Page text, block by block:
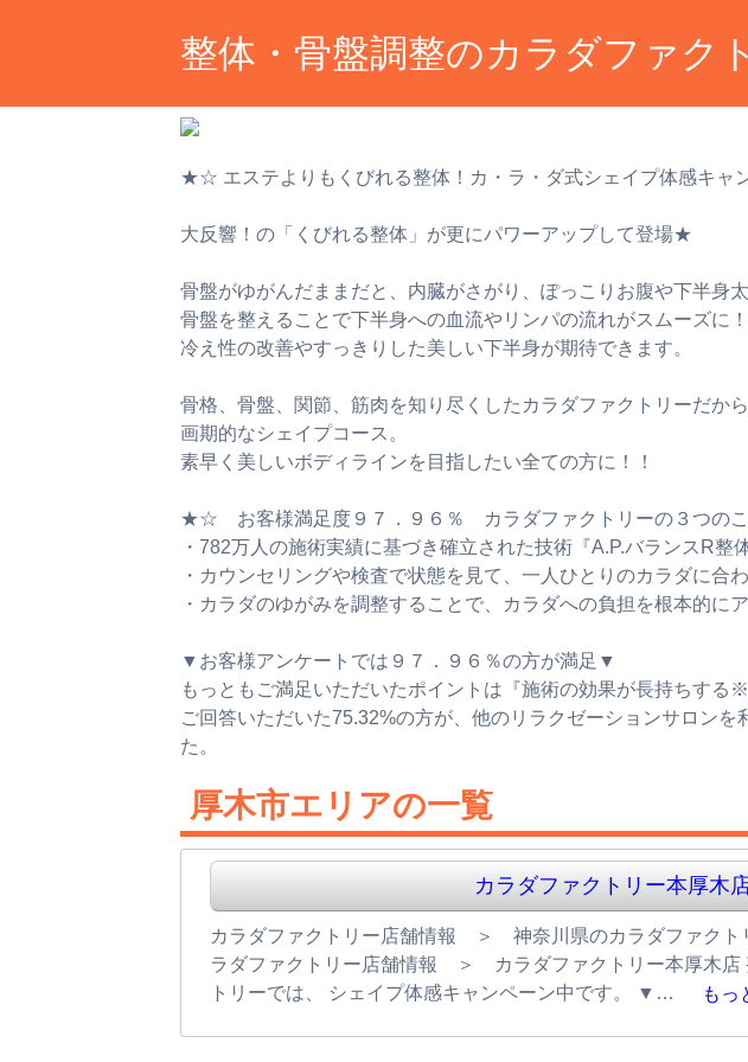
整体・骨盤調整のカラダファク
★☆ エステよりもくびれる整体！カ・ラ・ダ式シェイプ体感キ
大反響！の「くびれる整体」が更にパワーアップして登場★
骨盤がゆがんだままだと、内臓がさがり、ぽっこりお腹や下半身
骨盤を整えることで下半身への血流やリンパの流れがスムーズに！
冷え性の改善やすっきりした美しい下半身が期待できます。
骨格、骨盤、関節、筋肉を知り尽くしたカラダファクトリーだか
画期的なシェイプコース。
素早く美しいボディラインを目指したい全ての方に！！
★☆ お客様満足度９７．９６％ カラダファクトリーの３つ
・782万人の施術実績に基づき確立された技術『A.P.バランスR
・カウンセリングや検査で状態を見て、一人ひとりのカラダに合
・カラダのゆがみを調整することで、カラダへの負担を根本的に
▼お客様アンケートでは９７．９６％の方が満足▼
もっともご満足いただいたポイントは『施術の効果が長持ちする※
ご回答いただいた75.32%の方が、他のリラクゼーションサロンを
た。
厚木市エリアの一覧
カラダファクトリー本厚木
カラダファクトリー店舗情報 ＞ 神奈川県のカラダファク
ラダファクトリー店舗情報 ＞ カラダファクトリー本厚木店
トリーでは、 シェイプ体感キャンペーン中です。 ▼…
もっ